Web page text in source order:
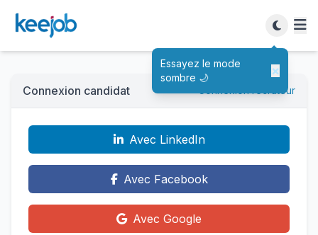
Essayez le mode
sombre 🌙
×
Connexion candidat Connexion recruteur
Avec LinkedIn
Avec Facebook
Avec Google